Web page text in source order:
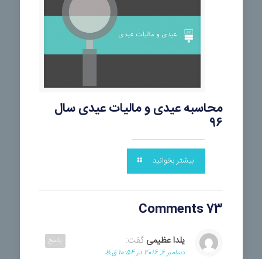
محاسبه عیدی و مالیات عیدی سال
۹۶
بیشتر بخوانید
73 Comments
یلدا عظیمی گفت:
دسامبر 6, 2016 در 10:54 ق.ظ
پاسخ